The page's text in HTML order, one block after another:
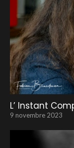
L’ Instant
9 novembre 2023